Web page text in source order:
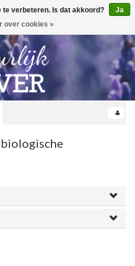
0
te verbeteren. Is dat akkoord?
Ja
over cookies »